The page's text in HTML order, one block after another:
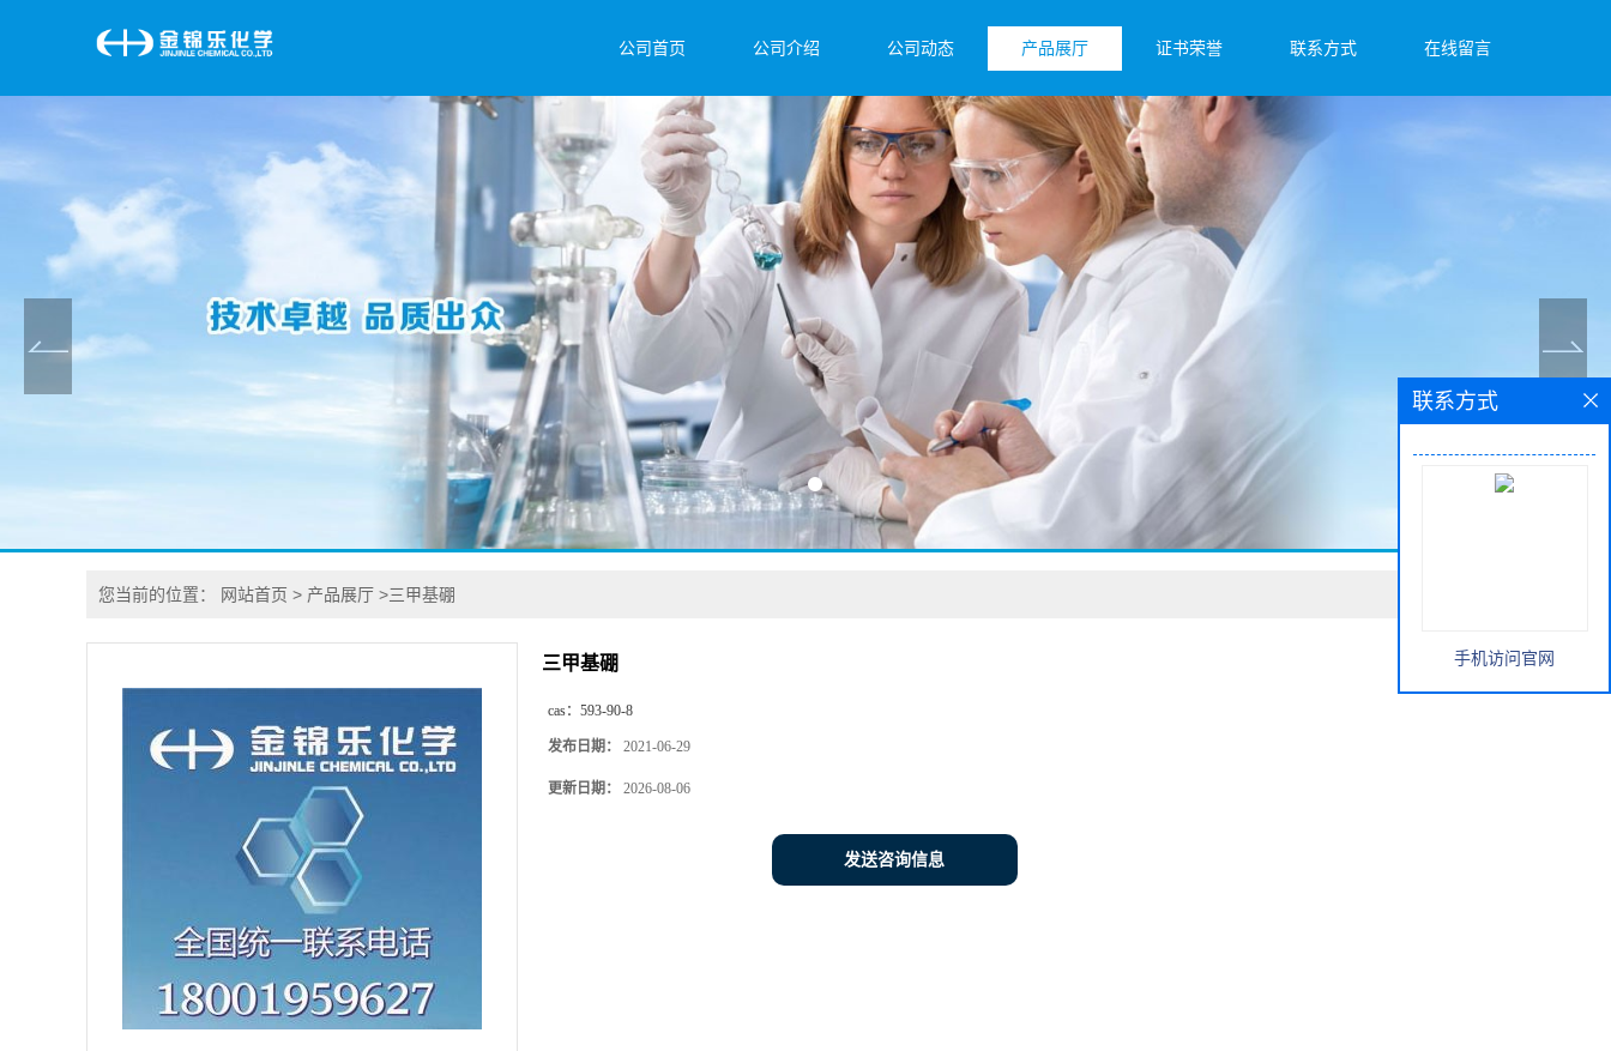
公司首页 公司介绍 公司动态 产品展厅 证书荣誉 联系方式 在线留言
您当前的位置： 网站首页 > 产品展厅 >三甲基硼
三甲基硼
cas： 593-90-8
发布日期： 2021-06-29
更新日期： 2026-08-06
发送咨询信息
联系方式
手机访问官网